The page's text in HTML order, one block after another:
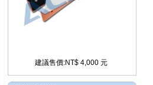
建議售價:NT$ 4,000 元